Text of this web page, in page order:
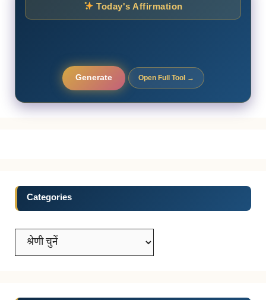
Today's Affirmation
Generate Open Full Tool →
Categories
Categories